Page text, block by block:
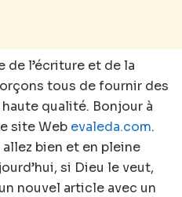
de l’écriture et de la
tous de fournir des
qualité. Bonjour à
site Web evaleda.com.
bien et en pleine
si Dieu le veut,
nouvel article avec un